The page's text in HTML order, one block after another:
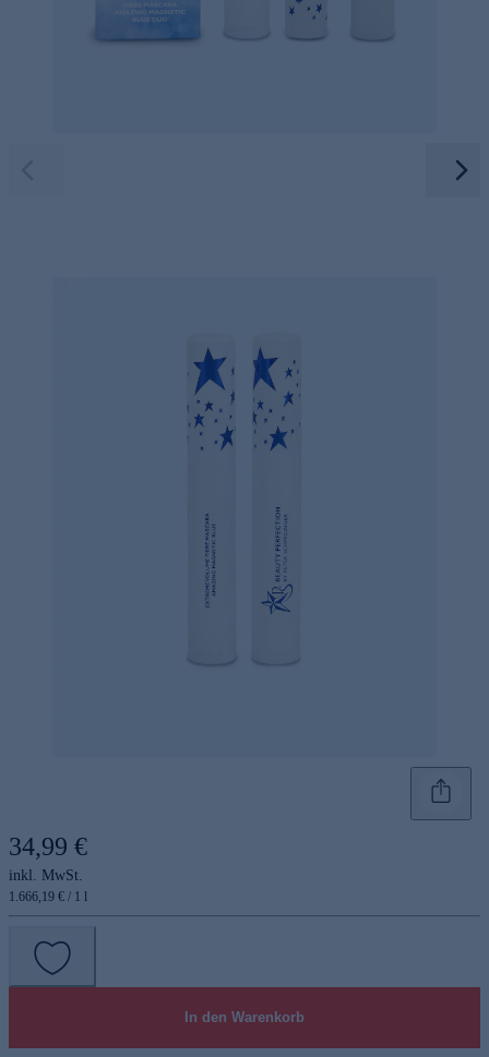
34,99 €
inkl. MwSt.
1.666,19 € / 1 l
In den Warenkorb